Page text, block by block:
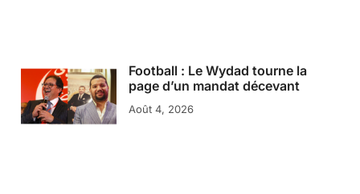
Football : Le Wydad tourne la
page d’un mandat décevant
Août 4, 2026